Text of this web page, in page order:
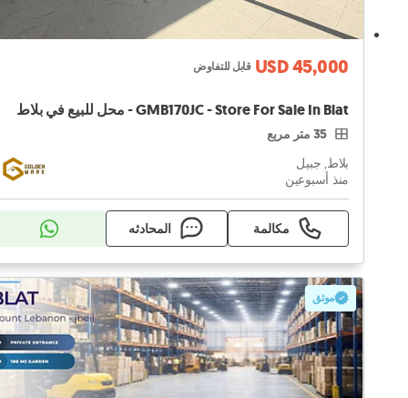
USD 45,000 قابل للتفاوض
GMB170JC - Store For Sale In Blat - محل للبيع في بلاط
35 متر مربع
بلاط, جبيل
منذ أسبوعين
مكالمة المحادثه
موثق